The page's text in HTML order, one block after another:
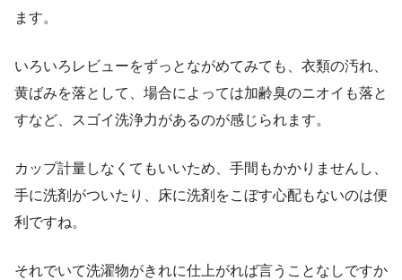
ます。
いろいろレビューをずっとながめてみても、衣類の汚れ、
黄ばみを落として、場合によっては加齢臭のニオイも落と
すなど、スゴイ洗浄力があるのが感じられます。
カップ計量しなくてもいいため、手間もかかりませんし、
手に洗剤がついたり、床に洗剤をこぼす心配もないのは便
利ですね。
それでいて洗濯物がきれに仕上がれば言うことなしですか